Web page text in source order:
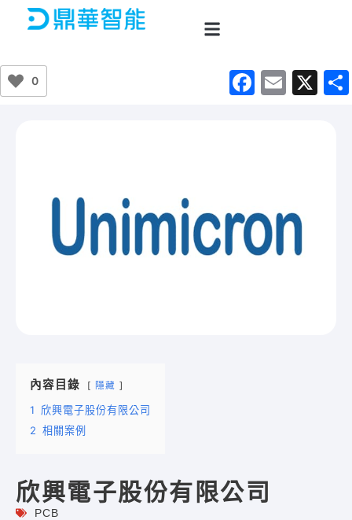
要
內
F
o
o
k
E
X
0
內容目錄 隱藏
1
欣興電子股份有限公司
2 相關案例
欣興電子股份有限公司
PCB